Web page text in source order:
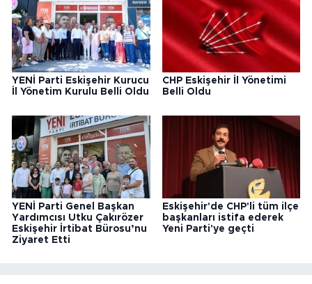
YENİ Parti Eskişehir Kurucu
İl Yönetim Kurulu Belli Oldu
CHP Eskişehir İl Yönetimi
Belli Oldu
YENİ Parti Genel Başkan
Yardımcısı Utku Çakırözer
Eskişehir İrtibat Bürosu’nu
Ziyaret Etti
Eskişehir'de CHP'li tüm ilçe
başkanları istifa ederek
Yeni Parti'ye geçti